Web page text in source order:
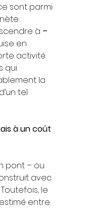
sont parmi
:
à –
en
activité
qui
la
tel
à un coût
pont – ou
avec
le
entre